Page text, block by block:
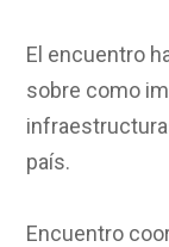
El encuentro
sobre como
país.
Encuentro